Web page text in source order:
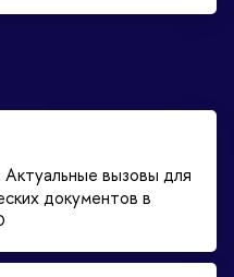
вызовы для
документов в